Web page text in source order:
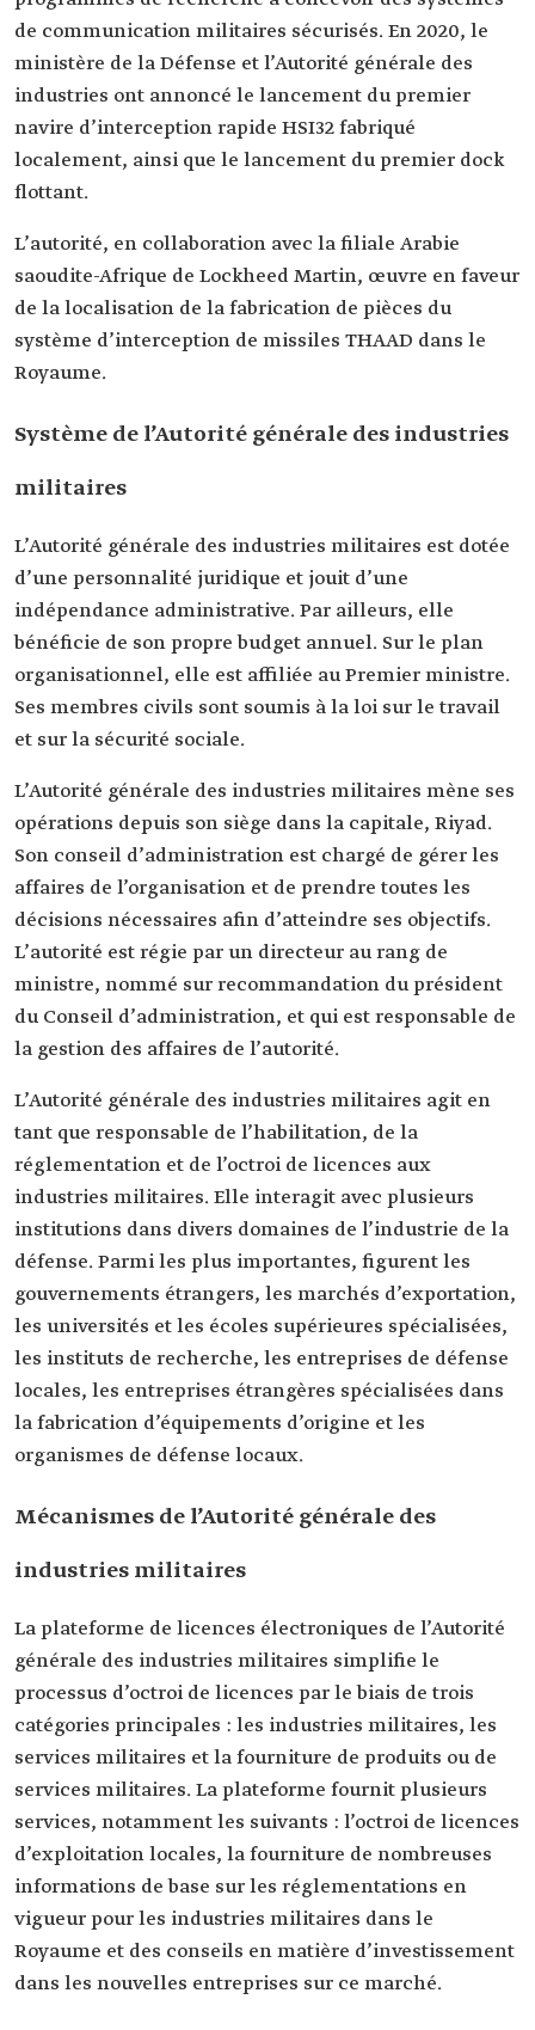
de communication militaires sécurisés. En 2020, le
ministère de la Défense et l’Autorité générale des
industries ont annoncé le lancement du premier
navire d’interception rapide HSI32 fabriqué
localement, ainsi que le lancement du premier dock
flottant.
L’autorité, en collaboration avec la filiale Arabie
saoudite-Afrique de Lockheed Martin, œuvre en faveur
de la localisation de la fabrication de pièces du
système d’interception de missiles THAAD dans le
Royaume.
Système de l’Autorité générale des industries
militaires
L’Autorité générale des industries militaires est dotée
d’une personnalité juridique et jouit d’une
indépendance administrative. Par ailleurs, elle
bénéficie de son propre budget annuel. Sur le plan
organisationnel, elle est affiliée au Premier ministre.
Ses membres civils sont soumis à la loi sur le travail
et sur la sécurité sociale.
L’Autorité générale des industries militaires mène ses
opérations depuis son siège dans la capitale, Riyad.
Son conseil d’administration est chargé de gérer les
affaires de l’organisation et de prendre toutes les
décisions nécessaires afin d’atteindre ses objectifs.
L’autorité est régie par un directeur au rang de
ministre, nommé sur recommandation du président
du Conseil d’administration, et qui est responsable de
la gestion des affaires de l’autorité.
L’Autorité générale des industries militaires agit en
tant que responsable de l’habilitation, de la
réglementation et de l’octroi de licences aux
industries militaires. Elle interagit avec plusieurs
institutions dans divers domaines de l’industrie de la
défense. Parmi les plus importantes, figurent les
gouvernements étrangers, les marchés d’exportation,
les universités et les écoles supérieures spécialisées,
les instituts de recherche, les entreprises de défense
locales, les entreprises étrangères spécialisées dans
la fabrication d’équipements d’origine et les
organismes de défense locaux.
Mécanismes de l’Autorité générale des
industries militaires
La plateforme de licences électroniques de l’Autorité
générale des industries militaires simplifie le
processus d’octroi de licences par le biais de trois
catégories principales : les industries militaires, les
services militaires et la fourniture de produits ou de
services militaires. La plateforme fournit plusieurs
services, notamment les suivants : l’octroi de licences
d’exploitation locales, la fourniture de nombreuses
informations de base sur les réglementations en
vigueur pour les industries militaires dans le
Royaume et des conseils en matière d’investissement
dans les nouvelles entreprises sur ce marché.